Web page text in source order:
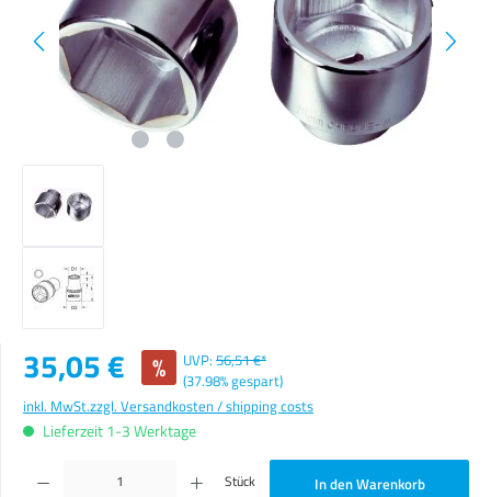
Verkaufspreis:
35,05 € % UVP: 56,51 €*
(37.98% gespart)
inkl. MwSt.zzgl. Versandkosten / shipping costs
Lieferzeit 1-3 Werktage
Produkt Anzahl: Gib den gewünschten Wert ein oder benutze die Schaltflächen um die Anzahl zu
Stück In den Warenkorb